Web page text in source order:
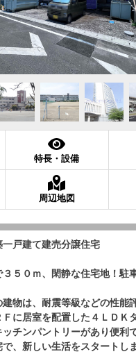
特長・設備
周辺地図
戸建て建売分譲住宅
５０ｍ、閑静な住宅地！駐
物は、耐震等級などの性能
に居室を配置した４ＬＤＫ
チンパントリーがあり便利で
、新しい生活をスタートし